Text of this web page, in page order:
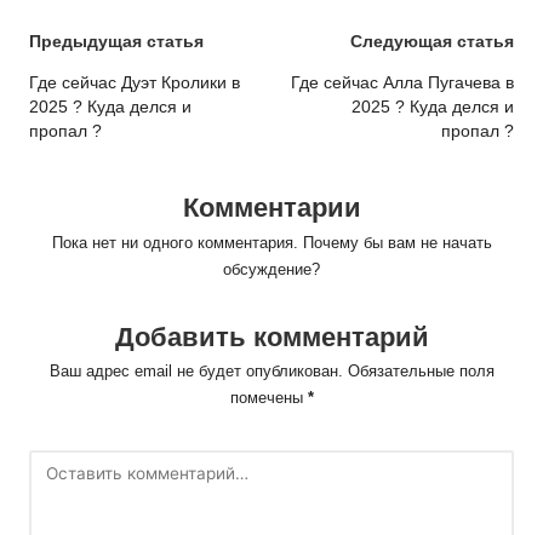
Post
navigation
Предыдущая статья
Где сейчас Дуэт Кролики в
2025 ? Куда делся и
пропал ?
Следующая статья
Где сейчас Алла Пугачева в
2025 ? Куда делся и
пропал ?
Комментарии
Пока нет ни одного комментария. Почему бы вам не начать
обсуждение?
Добавить комментарий
Ваш адрес email не будет опубликован. Обязательные поля
помечены *